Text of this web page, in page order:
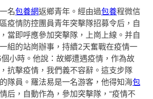
名包養網返鄉青年。經由過包養程微信
疫情防控團員青年突擊隊招募令后，自
當即呼應參加突擊隊，上崗上線。并自
組的站崗辦事，持續2天奮戰在疫情一
小時。他說：故鄉遭遇疫情，作為故
抗擊疫情，我們義不容辭。這支步隊
隊員。羅法易是一名游客，他得知海包
后，自動作為，參加突擊隊，“疫情不